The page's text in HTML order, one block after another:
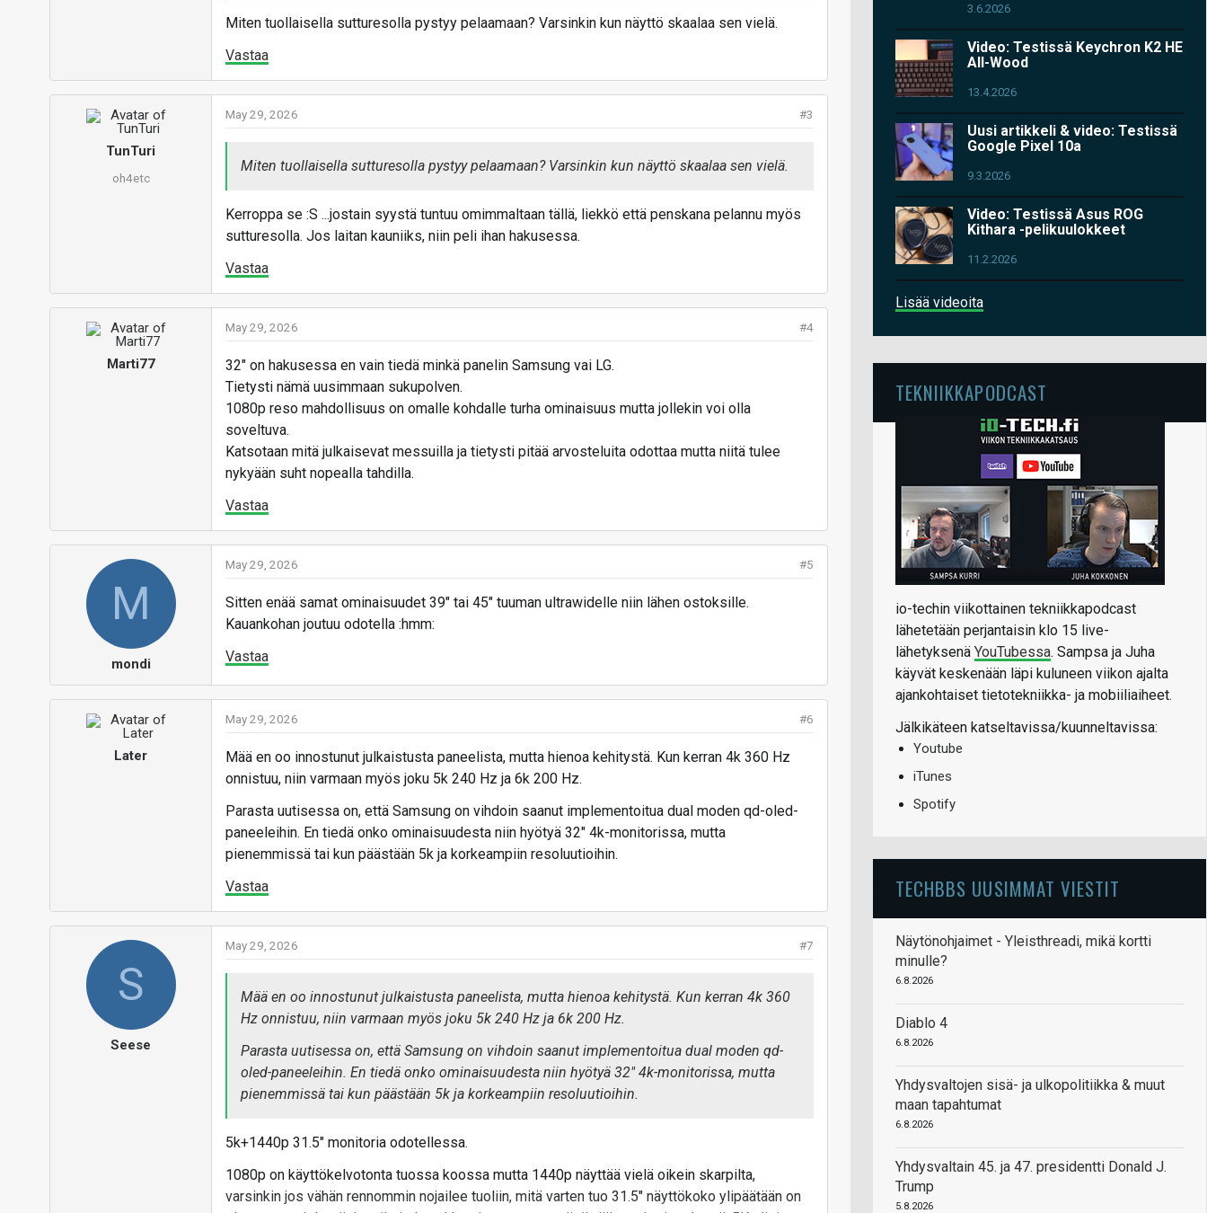
Miten tuollaisella sutturesolla pystyy pelaamaan? Varsinkin kun näyttö skaalaa sen vielä.
Vastaa
TunTuri
oh4etc
#3
May 29, 2026
Miten tuollaisella sutturesolla pystyy pelaamaan? Varsinkin kun näyttö skaalaa sen vielä.
Kerroppa se :S ...jostain syystä tuntuu omimmaltaan tällä, liekkö että penskana pelannu myös
sutturesolla. Jos laitan kauniiks, niin peli ihan hakusessa.
Vastaa
Marti77
#4
May 29, 2026
32" on hakusessa en vain tiedä minkä panelin Samsung vai LG.
Tietysti nämä uusimmaan sukupolven.
1080p reso mahdollisuus on omalle kohdalle turha ominaisuus mutta jollekin voi olla
soveltuva.
Katsotaan mitä julkaisevat messuilla ja tietysti pitää arvosteluita odottaa mutta niitä tulee
nykyään suht nopealla tahdilla.
Vastaa
M
mondi
#5
May 29, 2026
Sitten enää samat ominaisuudet 39" tai 45" tuuman ultrawidelle niin lähen ostoksille.
Kauankohan joutuu odotella :hmm:
Vastaa
Later
#6
May 29, 2026
Mää en oo innostunut julkaistusta paneelista, mutta hienoa kehitystä. Kun kerran 4k 360 Hz
onnistuu, niin varmaan myös joku 5k 240 Hz ja 6k 200 Hz.
Parasta uutisessa on, että Samsung on vihdoin saanut implementoitua dual moden qd-oled-
paneeleihin. En tiedä onko ominaisuudesta niin hyötyä 32" 4k-monitorissa, mutta
pienemmissä tai kun päästään 5k ja korkeampiin resoluutioihin.
Vastaa
S
Seese
#7
May 29, 2026
Mää en oo innostunut julkaistusta paneelista, mutta hienoa kehitystä. Kun kerran 4k 360
Hz onnistuu, niin varmaan myös joku 5k 240 Hz ja 6k 200 Hz.
Parasta uutisessa on, että Samsung on vihdoin saanut implementoitua dual moden qd-
oled-paneeleihin. En tiedä onko ominaisuudesta niin hyötyä 32" 4k-monitorissa, mutta
pienemmissä tai kun päästään 5k ja korkeampiin resoluutioihin.
5k+1440p 31.5" monitoria odotellessa.
1080p on käyttökelvotonta tuossa koossa mutta 1440p näyttää vielä oikein skarpilta,
varsinkin jos vähän rennommin nojailee tuoliin, mitä varten tuo 31.5" näyttökoko ylipäätään on
3.6.2026
Video: Testissä Keychron K2 HE
All-Wood
13.4.2026
Uusi artikkeli & video: Testissä
Google Pixel 10a
9.3.2026
Video: Testissä Asus ROG
Kithara -pelikuulokkeet
11.2.2026
Lisää videoita
TEKNIIKKAPODCAST
io-techin viikottainen tekniikkapodcast
lähetetään perjantaisin klo 15 live-
lähetyksenä YouTubessa. Sampsa ja Juha
käyvät keskenään läpi kuluneen viikon ajalta
ajankohtaiset tietotekniikka- ja mobiiliaiheet.
Jälkikäteen katseltavissa/kuunneltavissa:
Youtube
iTunes
Spotify
TECHBBS UUSIMMAT VIESTIT
Näytönohjaimet - Yleisthreadi, mikä kortti
minulle?
6.8.2026
Diablo 4
6.8.2026
Yhdysvaltojen sisä- ja ulkopolitiikka & muut
maan tapahtumat
6.8.2026
Yhdysvaltain 45. ja 47. presidentti Donald J.
Trump
5.8.2026